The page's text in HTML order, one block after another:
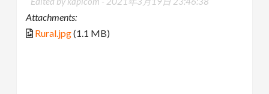
Attachments:
Rural.jpg(1.1 MB)